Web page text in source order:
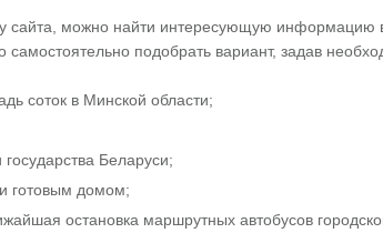
сайта, можно найти интересующую информацию
самостоятельно подобрать вариант, задав
соток в Минской области;
Беларуси;
готовым домом;
остановка маршрутных автобусов